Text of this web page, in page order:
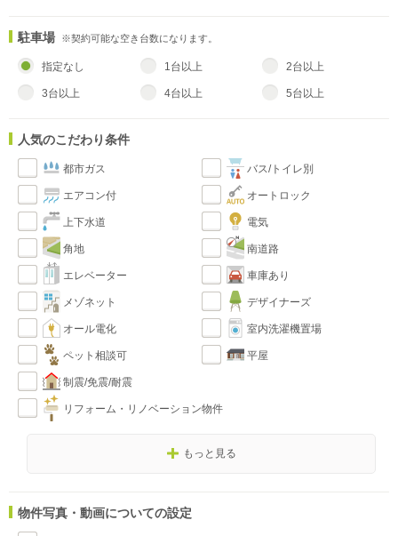
駐車場 ※契約可能な空き台数になります。
指定なし 1台以上 2台以上
3台以上 4台以上 5台以上
人気のこだわり条件
都市ガス バス/トイレ別
エアコン付 オートロック
上下水道 電気
角地 南道路
エレベーター 車庫あり
メゾネット デザイナーズ
オール電化 室内洗濯機置場
ペット相談可 平屋
制震/免震/耐震
リフォーム・リノベーション物件
もっと見る
物件写真・動画についての設定